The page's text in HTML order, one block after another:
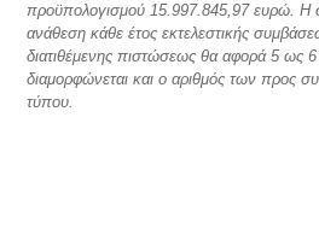
προϋπολογισμού 15.997.845,97 ευρώ. Η
ανάθεση κάθε έτος εκτελεστικής
διατιθέμενης πιστώσεως θα αφορά 5 ως
διαμορφώνεται και ο αριθμός των προς
τύπου.